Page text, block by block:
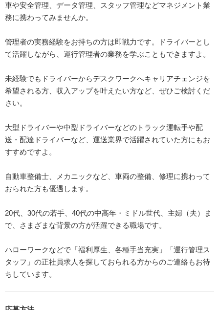
車や安全管理、データ管理、スタッフ管理などマネジメント業
務に携わってみませんか。
管理者の実務経験をお持ちの方は即戦力です。ドライバーとし
て活躍しながら、運行管理者の業務を学ぶこともできますよ。
未経験でもドライバーからデスクワークへキャリアチェンジを
希望される方、収入アップを叶えたい方など、ぜひご検討くだ
さい。
大型ドライバーや中型ドライバーなどのトラック運転手や配
送・配達ドライバーなど、運送業界で活躍されていた方にもお
すすめですよ。
自動車整備士、メカニックなど、車両の整備、修理に携わって
おられた方も優遇します。
20代、30代の若手、40代の中高年・ミドル世代、主婦（夫）ま
で、さまざまな背景の方が活躍できる職場です。
ハローワークなどで「福利厚生、各種手当充実」「運行管理ス
タッフ」の正社員求人を探しておられる方からのご連絡もお待
ちしています。